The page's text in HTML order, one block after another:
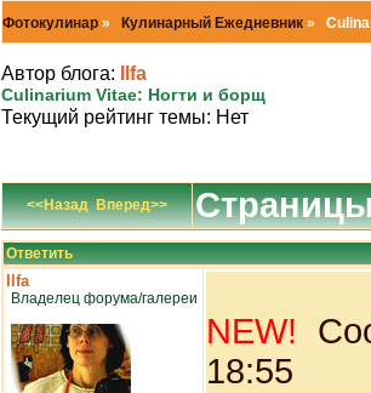
Фотокулинар » Кулинарный Ежедневник »
Автор блога: Ilfa
Culinarium Vitae: Ногти и борщ
Текущий рейтинг темы: Нет
<<Назад Вперед>>
Ответить
Ilfa
Владелец форума/галереи
NEW!
18:55